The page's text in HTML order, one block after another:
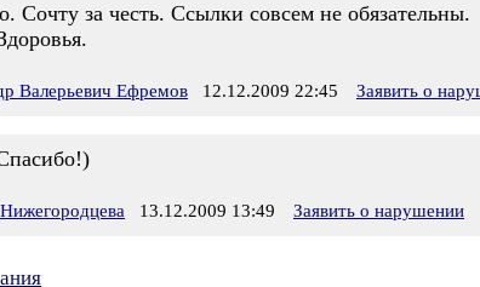
Сочту за честь. Ссылки совсем не обязательны.
Валерьевич Ефремов 12.12.2009 22:45 Заявить о
13.12.2009 13:49 Заявить о нарушении